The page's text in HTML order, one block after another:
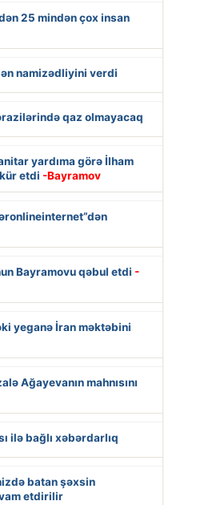
25 mindən çox insan
namizədliyini verdi
qaz olmayacaq
yardıma görə İlham
etdi -Bayramov
Bayramovu qəbul etdi -
yeganə İran məktəbini
Ağayevanın mahnısını
ilə bağlı xəbərdarlıq
batan şəxsin
etdirilir